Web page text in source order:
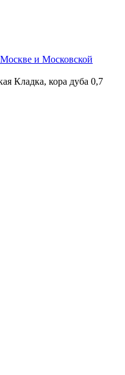
и Московской
Кладка, кора дуба 0,7